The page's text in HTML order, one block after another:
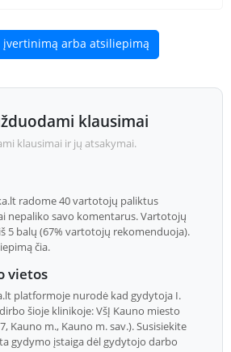
įvertinimą arba atsiliepimą
klausimai
klausimai ir jų atsakymai.
radome 40 vartotojų paliktus
nepaliko savo komentarus. Vartotojų
5 balų (67% vartotojų rekomenduoja).
čia.
vietos
platformoje nurodė kad gydytoja I.
šioje klinikoje: VšĮ Kauno miesto
Kauno m., Kauno m. sav.). Susisiekite
gydymo įstaiga dėl gydytojo darbo